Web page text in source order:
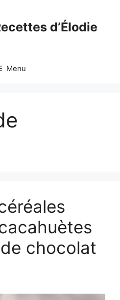
d’Élodie
Menu
chocolat